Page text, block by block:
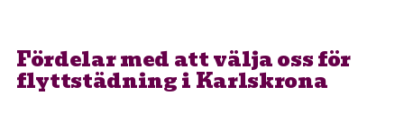
Fördelar med att välja oss för
flyttstädning i Karlskrona